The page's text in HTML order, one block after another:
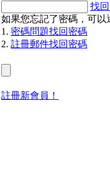
找
如果您忘記了密碼，可
1. 密碼問題找回密碼
2. 註冊郵件找回密碼
註冊新會員！